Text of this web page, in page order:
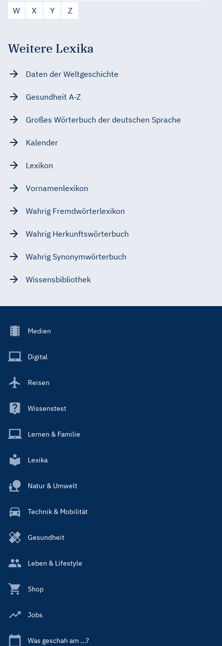
W
X Y Z
Weitere Lexika
Daten der Weltgeschichte
Gesundheit A-Z
Großes Wörterbuch der deutschen Sprache
Kalender
Lexikon
Vornamenlexikon
Wahrig Fremdwörterlexikon
Wahrig Herkunftswörterbuch
Wahrig Synonymwörterbuch
Wissensbibliothek
Footer
Main
Medien
Digital
Reisen
Wissenstest
Lernen & Familie
Lexika
Natur & Umwelt
Technik & Mobilität
Gesundheit
Leben & Lifestyle
Shop
Jobs
Was geschah am ...?